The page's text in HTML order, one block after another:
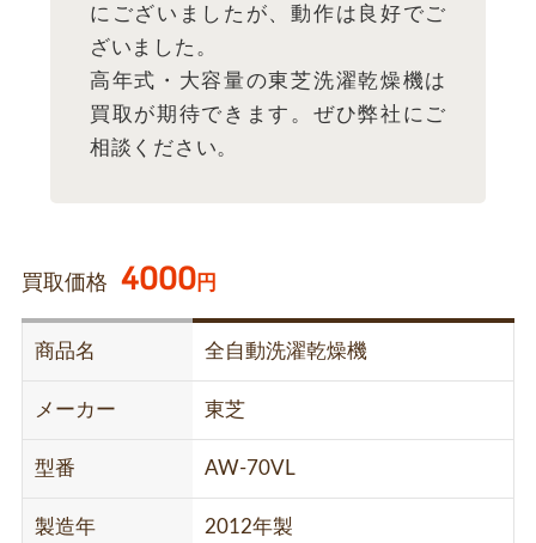
にございましたが、動作は良好でご
ざいました。
高年式・大容量の東芝洗濯乾燥機は
買取が期待できます。ぜひ弊社にご
相談ください。
買取価格 4000円
商品名 全自動洗濯乾燥機
メーカー 東芝
型番 AW-70VL
製造年 2012年製